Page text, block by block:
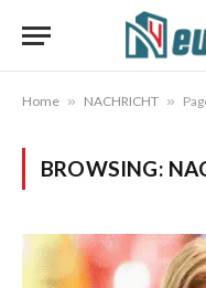
Home » NACHRICHT »
BROWSING: